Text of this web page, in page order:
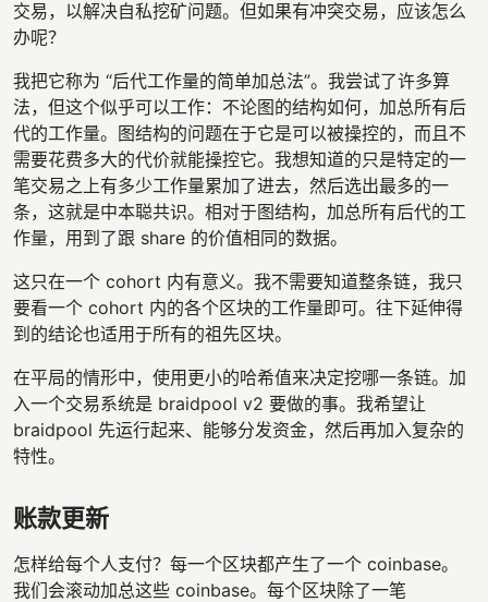
交易，以解决自私挖矿问题。但如果有冲突交易，应该怎么
办呢？
我把它称为 “后代工作量的简单加总法”。我尝试了许多算
法，但这个似乎可以工作：不论图的结构如何，加总所有后
代的工作量。图结构的问题在于它是可以被操控的，而且不
需要花费多大的代价就能操控它。我想知道的只是特定的一
笔交易之上有多少工作量累加了进去，然后选出最多的一
条，这就是中本聪共识。相对于图结构，加总所有后代的工
作量，用到了跟 share 的价值相同的数据。
这只在一个 cohort 内有意义。我不需要知道整条链，我只
要看一个 cohort 内的各个区块的工作量即可。往下延伸得
到的结论也适用于所有的祖先区块。
在平局的情形中，使用更小的哈希值来决定挖哪一条链。加
入一个交易系统是 braidpool v2 要做的事。我希望让
braidpool 先运行起来、能够分发资金，然后再加入复杂的
特性。
账款更新
怎样给每个人支付？每一个区块都产生了一个 coinbase。
我们会滚动加总这些 coinbase。每个区块除了一笔